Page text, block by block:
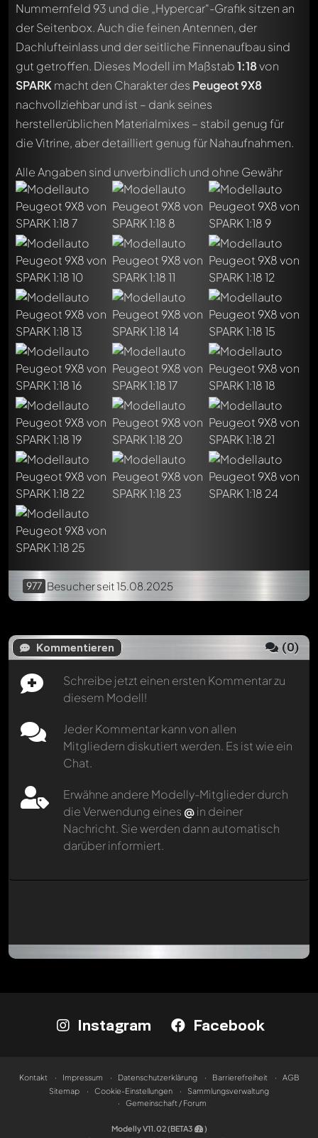
Nummernfeld 93 und die „Hypercar“-Grafik sitzen an
der Seitenbox. Auch die feinen Antennen, der
Dachlufteinlass und der seitliche Finnenaufbau sind
gut getroffen. Dieses Modell im Maßstab1:18von
SPARKmacht den Charakter des Peugeot 9X8
nachvollziehbar und ist – dank seines
herstellerüblichen Materialmixes – stabil genug für
die Vitrine, aber detailliert genug für Nahaufnahmen.
Alle Angaben sind unverbindlich und ohne Gewähr
977 Besucherseit 15.08.2025
Kommentieren (0)
Schreibe jetzt einen ersten Kommentar zu
diesem Modell!
Jeder Kommentar kann von allen
Mitgliedern diskutiert werden. Es ist wie ein
Chat.
Erwähne andere Modelly-Mitglieder durch
die Verwendung eines @in deiner
Nachricht. Sie werden dann automatisch
darüber informiert.
Schreibe jetzt einen ersten Kommentar zu diesem Modell!
Jeder Kommentar kann von allen Mitgliedern diskutiert
werden. Es ist wie ein Chat.
Erwähne andere Modelly-Mitglieder durch die
Verwendung eines
@in deiner Nachricht. Sie werden dann
automatisch darüber informiert.
Instagram Facebook
Kontakt Impressum Datenschutzerklärung Barrierefreiheit
AGB
Sitemap
Cookie-Einstellungen
Sammlungsverwaltung
Gemeinschaft / Forum
Modelly V11.02 (BETA3
)